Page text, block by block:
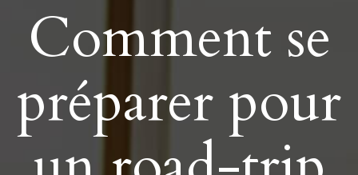
Comment se
préparer pour